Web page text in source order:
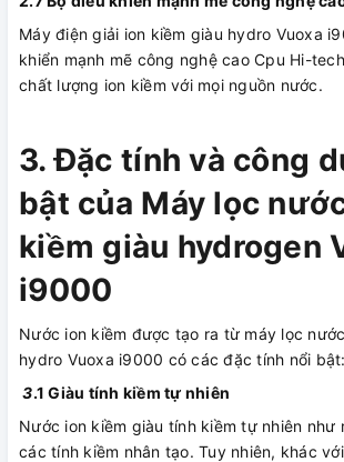
Máy điện giải ion kiềm giàu hydro Vuoxa
khiển mạnh mẽ công nghệ cao Cpu Hi-
chất lượng ion kiềm với mọi nguồn nước.
3. Đặc tính và công
bật của Máy lọc
kiềm giàu hydrogen
i9000
Nước ion kiềm được tạo ra từ máy lọc
hydro Vuoxa i9000 có các đặc tính nổi bật:
3.1 Giàu tính kiềm tự nhiên
Nước ion kiềm giàu tính kiềm tự nhiên như
các tính kiềm nhân tạo. Tuy nhiên, khác